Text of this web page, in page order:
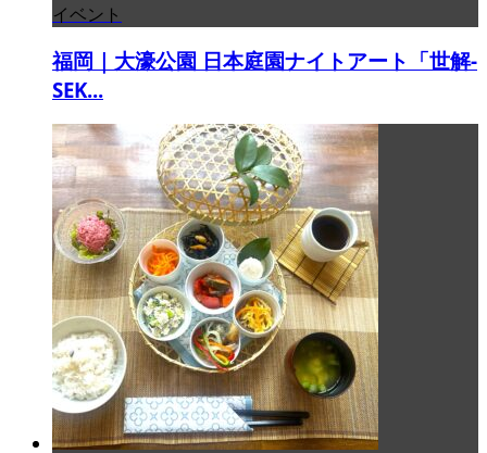
イベント
福岡｜大濠公園 日本庭園ナイトアート「世解-
SEK...